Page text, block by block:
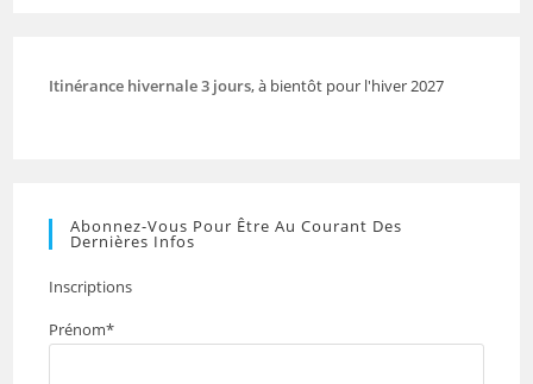
Itinérance hivernale 3 jours, à bientôt pour l'hiver 2027
Abonnez-Vous Pour Être Au Courant Des
Dernières Infos
Inscriptions
Prénom*